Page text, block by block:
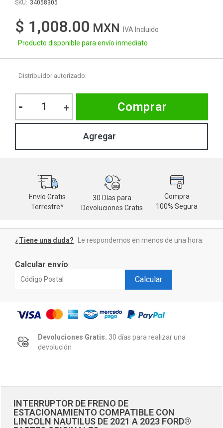
34058305
$ 1,008.00
IVA Incluido
Producto disponible para envío inmediato
Distribuidor autorizado:
- + Comprar
Envío Gratis
Terrestre*
30 Días para
Devoluciones Gratis
Compra
100% Segura
¿Tiene una duda? Le respondemos en menos de una hora.
Calcular envío
Calcular
Devoluciones Gratis. 30 días para realizar una
devolución
INTERRUPTOR DE FRENO DE
ESTACIONAMIENTO COMPATIBLE CON
LINCOLN NAUTILUS DE 2021 A 2023 FORD®